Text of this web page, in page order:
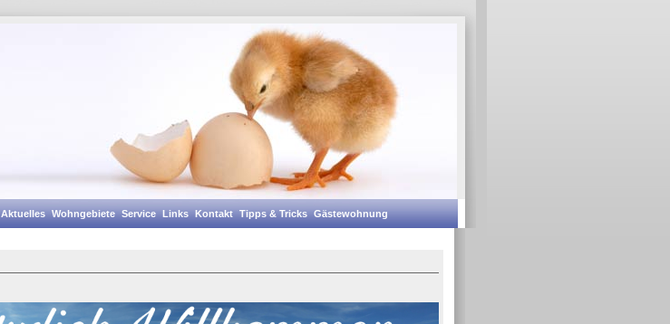
WohngebieteServiceLinksKontaktTipps & TricksGästewohnung